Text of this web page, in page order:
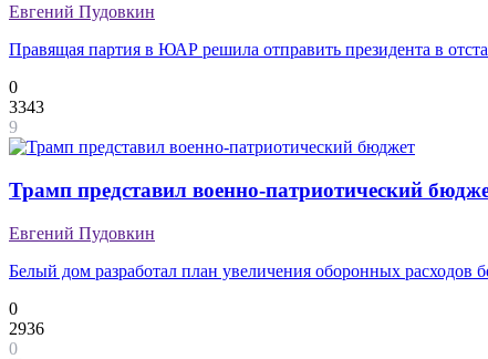
Евгений Пудовкин
Правящая партия в ЮАР решила отправить президента в
0
3343
9
Трамп представил военно-патриотический
Евгений Пудовкин
Белый дом разработал план увеличения оборонных расходов
0
2936
0